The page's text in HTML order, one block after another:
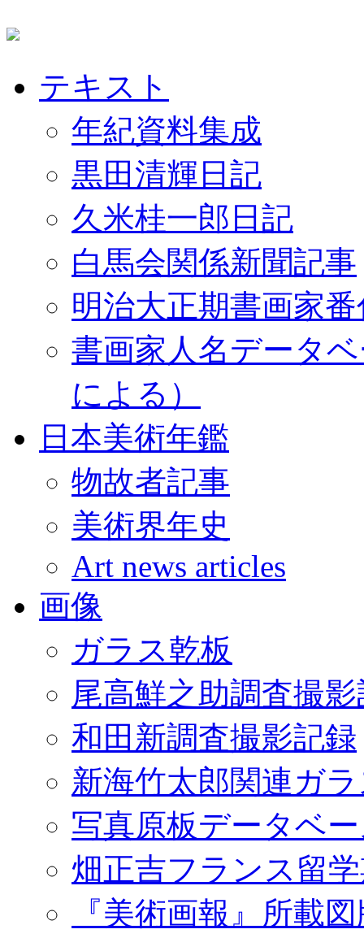
テキスト
年紀資料集成
黒田清輝日記
久米桂一郎日記
白馬会関係新聞記事
明治大正期書画家
書画家人名データ
による）
日本美術年鑑
物故者記事
美術界年史
Art news articles
画像
ガラス乾板
尾高鮮之助調査撮
和田新調査撮影記録
新海竹太郎関連ガ
写真原板データベ
畑正吉フランス留
『美術画報』所載